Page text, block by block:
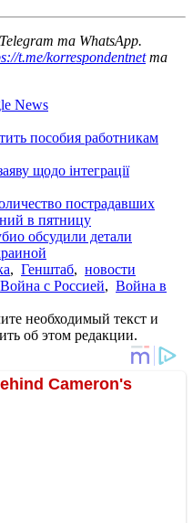
та WhatsApp.
t.me/korrespondentnetта
News
пособия работникам
щодо інтеграції
пострадавших
в пятницу
обсудили детали
, Генштаб, новости
Война с Россией, Война в
необходимый текст и
об этом редакции.